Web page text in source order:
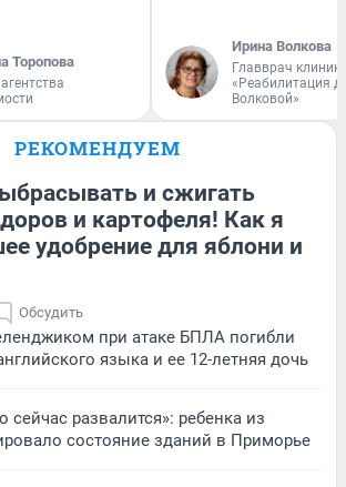
Торопова
Ирина Волкова
Главврач
«Реабилитация
Волковой»
РЕКОМЕНДУЕМ
и сжигать
и картофеля! Как я
удобрение для яблони и
Обсудить
при атаке БПЛА погибли
языка и ее 12-летняя дочь
сейчас развалится»: ребенка из
состояние зданий в Приморье